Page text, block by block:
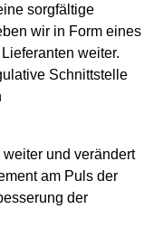
sorgfältige
wir in Form eines
weiter.
Schnittstelle
und verändert
am Puls der
der